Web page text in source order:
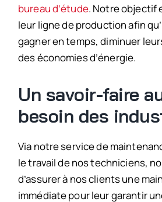
bureau d’étude. Notre objectif
leur ligne de production afin
gagner en temps, diminuer
des économies d’énergie.
Un savoir-faire
besoin des
Via notre service de
le travail de nos techniciens,
d’assurer à nos clients une
immédiate pour leur garantir